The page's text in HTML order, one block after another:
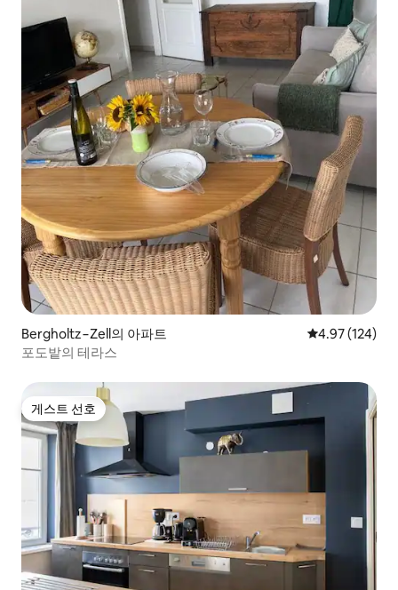
Bergholtz−Zell의 아파트 평점 4.97점(5
4.97 (124)
포도밭의 테라스
게스트 선호
게스트 선호